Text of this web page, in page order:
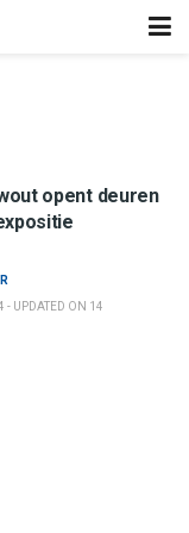
opent deuren
- UPDATED ON 14